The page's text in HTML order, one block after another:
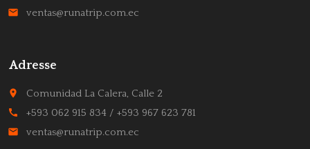
email ventas@runatrip.com.ec
Adresse
place Comunidad La Calera, Calle 2
call +593 062 915 834 / +593 967 623 781
email ventas@runatrip.com.ec